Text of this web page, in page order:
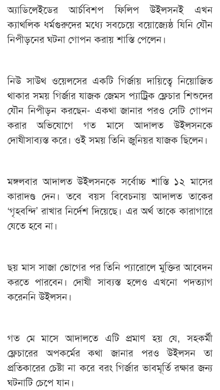
অ্যাডিলেইডের আর্চবিশপ ফিলিপ উইলসনই এখন
ক্যাথলিক ধর্মগুরুদের মধ্যে সবচেয়ে বয়োজ্যেষ্ঠ যিনি যৌন
নিপীড়নের ঘটনা গোপন করায় শাস্তি পেলেন।
নিউ সাউথ ওয়েলসের একটি গির্জায় দায়িত্বে নিয়োজিত
থাকার সময় গির্জার যাজক জেমস প্যাট্রিক ফ্লেচার শিশুদের
যৌন নিপীড়ন করছেন- একথা জানার পরও সেটি গোপন
করার অভিযোগে গত মাসে আদালত উইলসনকে
দোষীসাব্যস্ত করে। ওই সময় তিনি জুনিয়র যাজক ছিলেন।
মঙ্গলবার আদালত উইলসনকে সর্বোচ্চ শাস্তি ১২ মাসের
কারাদণ্ড দেন। তবে বয়স বিবেচনায় আদালত তাকের
‘গৃহবন্দি’ রাখার নির্দেশ দিয়েছে। এর অর্থ তাকে কারাগারে
যেতে হবে না।
ছয় মাস সাজা ভোগের পর তিনি প্যারোলে মুক্তির আবেদন
করতে পারবেন। দোষী সাব্যস্ত হলেও এখনো পদত্যাগ
করেননি উইলসন।
গত মে মাসে আদালতে এটি প্রমাণ হয় যে, সহকর্মী
ফ্লেচারের অপকর্মের কথা জানার পরও উইলসন তা
প্রতিকারের চেষ্টা না করে বরং গির্জার ভাবমূর্তি রক্ষার জন্য
ঘটনাটি চেপে যান।